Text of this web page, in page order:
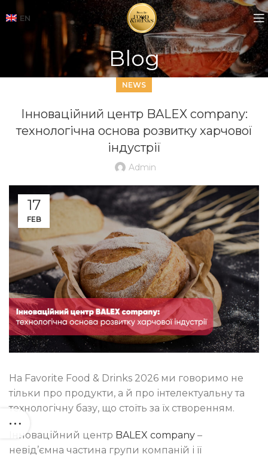
EN
Blog
NEWS
Інноваційний центр BALEX company:
технологічна основа розвитку харчової
індустрії
Admin
17
FEB
На Favorite Food & Drinks 2026 ми говоримо не
тільки про продукти, а й про інтелектуальну та
технологічну базу, що стоїть за їх створенням.
Інноваційний центр BALEX company –
невід’ємна частина групи компаній і її